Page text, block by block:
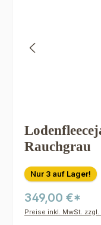
Rauchgrau
Nur 3 auf Lager!
349,00 €*
Preise inkl. MwSt.